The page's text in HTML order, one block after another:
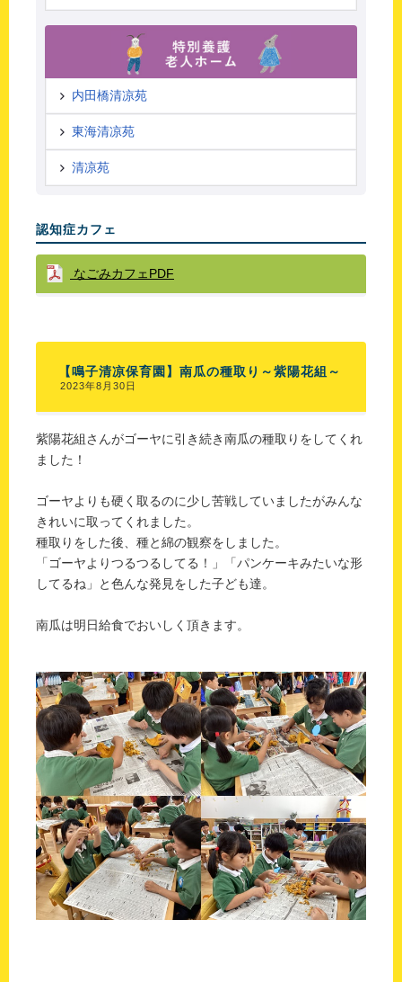
内田橋清凉苑
東海清凉苑
清凉苑
認知症カフェ
なごみカフェPDF
【鳴子清凉保育園】南瓜の種取り～紫陽花組～
2023年8月30日
紫陽花組さんがゴーヤに引き続き南瓜の種取りをしてくれ
ました！
ゴーヤよりも硬く取るのに少し苦戦していましたがみんな
きれいに取ってくれました。
種取りをした後、種と綿の観察をしました。
「ゴーヤよりつるつるしてる！」「パンケーキみたいな形
してるね」と色んな発見をした子ども達。
南瓜は明日給食でおいしく頂きます。